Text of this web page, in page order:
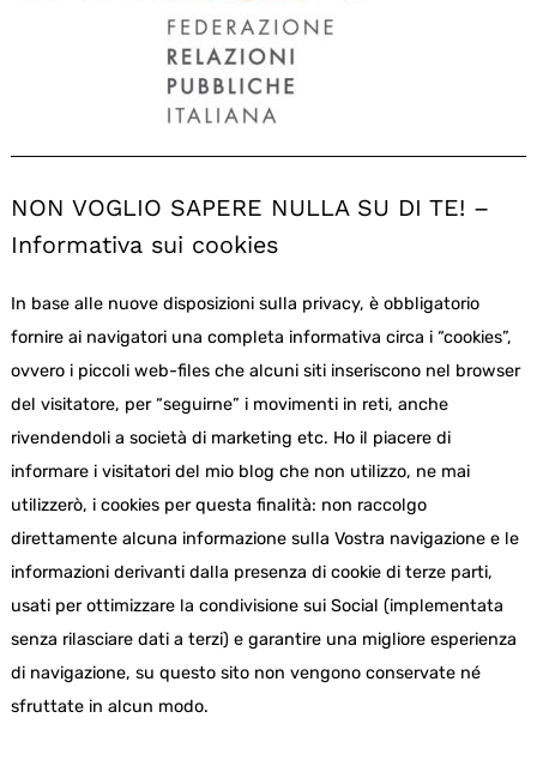
NON VOGLIO SAPERE NULLA SU DI TE! –
Informativa sui cookies
In base alle nuove disposizioni sulla privacy, è obbligatorio
fornire ai navigatori una completa informativa circa i “cookies”,
ovvero i piccoli web-files che alcuni siti inseriscono nel browser
del visitatore, per “seguirne” i movimenti in reti, anche
rivendendoli a società di marketing etc. Ho il piacere di
informare i visitatori del mio blog che non utilizzo, ne mai
utilizzerò, i cookies per questa finalità: non raccolgo
direttamente alcuna informazione sulla Vostra navigazione e le
informazioni derivanti dalla presenza di cookie di terze parti,
usati per ottimizzare la condivisione sui Social (implementata
senza rilasciare dati a terzi) e garantire una migliore esperienza
di navigazione, su questo sito non vengono conservate né
sfruttate in alcun modo.